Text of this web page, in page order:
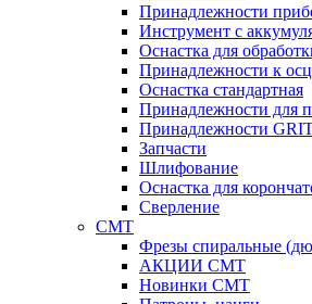
Принадлежности
Инструмент с
Оснастка для
Принадлежности к
Оснастка стандартная
Принадлежности для
Принадлежности
Запчасти
Шлифование
Оснастка для
Сверление
CMT
Фрезы спиральные
АКЦИИ СМТ
Новинки CMT